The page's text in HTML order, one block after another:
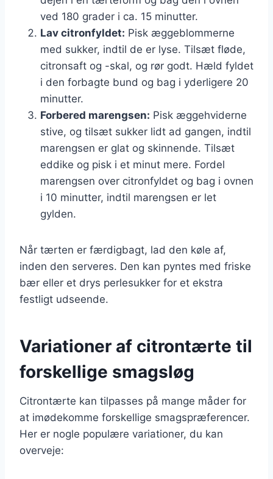
ved 180 grader i ca. 15 minutter.
Lav citronfyldet: Pisk æggeblommerne
med sukker, indtil de er lyse. Tilsæt fløde,
citronsaft og -skal, og rør godt. Hæld fyldet
i den forbagte bund og bag i yderligere 20
minutter.
Forbered marengsen: Pisk æggehviderne
stive, og tilsæt sukker lidt ad gangen, indtil
marengsen er glat og skinnende. Tilsæt
eddike og pisk i et minut mere. Fordel
marengsen over citronfyldet og bag i ovnen
i 10 minutter, indtil marengsen er let
gylden.
Når tærten er færdigbagt, lad den køle af,
inden den serveres. Den kan pyntes med friske
bær eller et drys perlesukker for et ekstra
festligt udseende.
Variationer af citrontærte til
forskellige smagsløg
Citrontærte kan tilpasses på mange måder for
at imødekomme forskellige smagspræferencer.
Her er nogle populære variationer, du kan
overveje: